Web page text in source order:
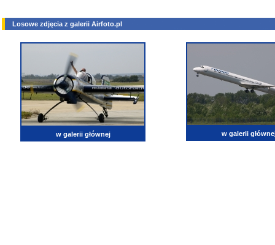
Losowe zdjęcia z galerii Airfoto.pl
w galerii głównej w galerii